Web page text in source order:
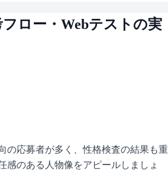
ロー・Webテストの実
の応募者が多く、性格検査の結果も重
感のある人物像をアピールしましょ